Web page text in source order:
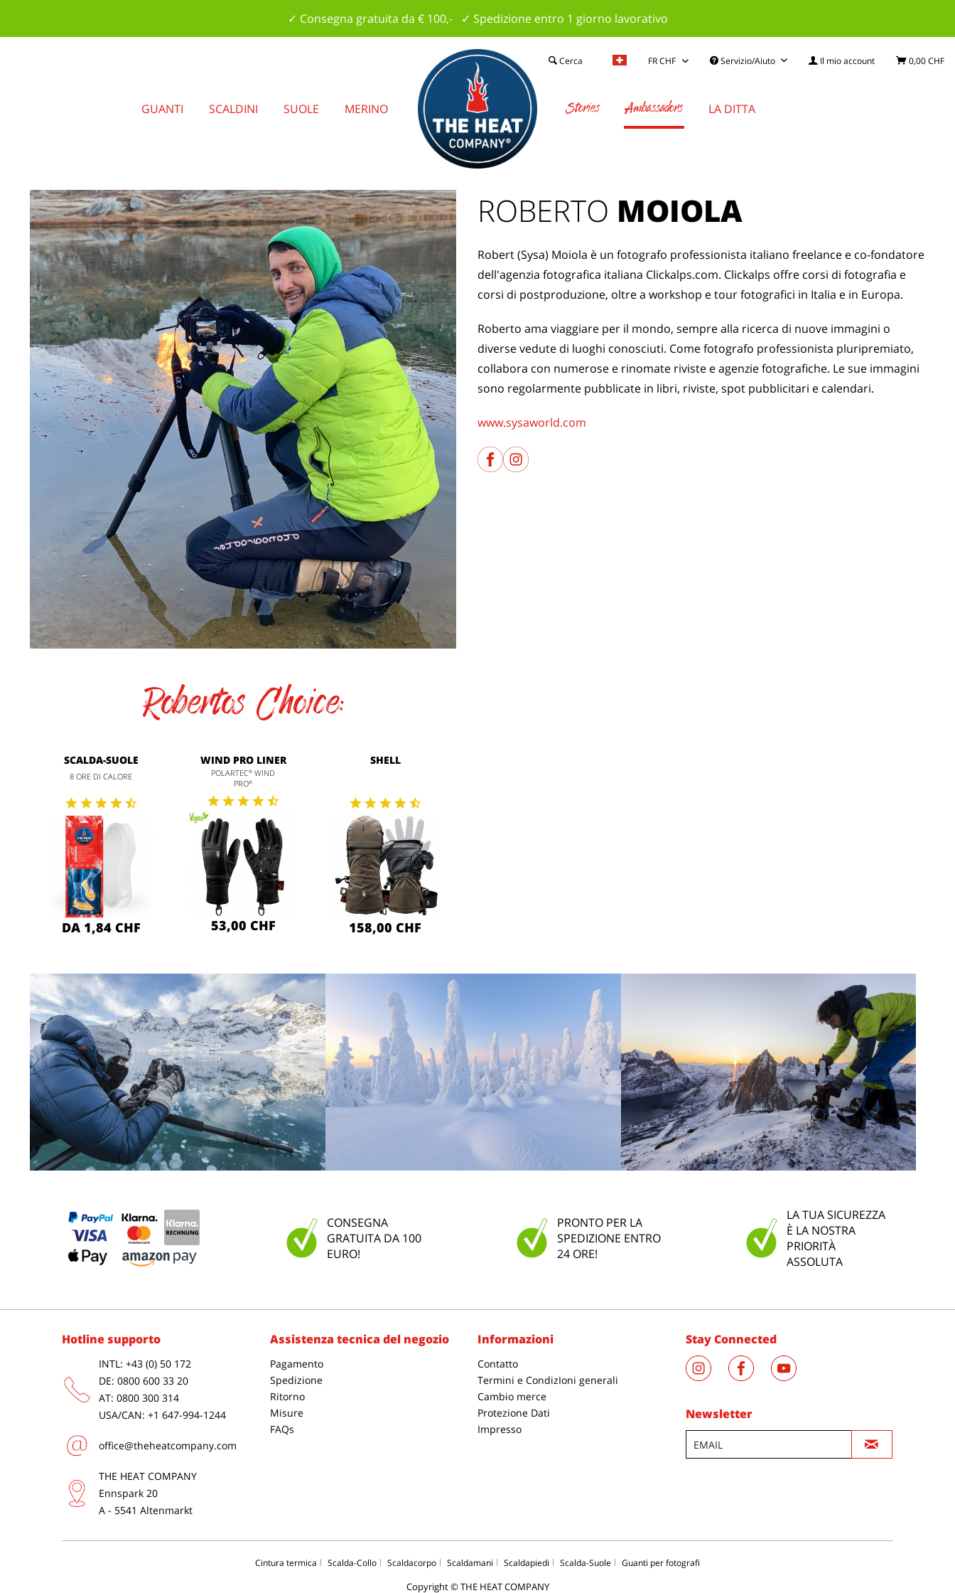
✓ Consegna gratuita da € 100,- ✓ Spedizione entro 1 giorno lavorativo
Servizio/Aiuto Il mio account 0,00 CHF
Cerca
GUANTI SCALDINI SUOLE MERINO Stories Ambassadors LA DITTA
Robertos Choice:
SCALDA-SUOLE
8 ORE DI CALORE
DA 1,84 CHF
WIND PRO LINER
POLARTEC® WIND
PRO®
53,00 CHF
SHELL
158,00 CHF
ROBERTO MOIOLA
Robert (Sysa) Moiola è un fotografo professionista italiano freelance e co-fondatore
dell'agenzia fotografica italiana Clickalps.com. Clickalps offre corsi di fotografia e
corsi di postproduzione, oltre a workshop e tour fotografici in Italia e in Europa.
Roberto ama viaggiare per il mondo, sempre alla ricerca di nuove immagini o
diverse vedute di luoghi conosciuti. Come fotografo professionista pluripremiato,
collabora con numerose e rinomate riviste e agenzie fotografiche. Le sue immagini
sono regolarmente pubblicate in libri, riviste, spot pubblicitari e calendari.
www.sysaworld.com
CONSEGNA
GRATUITA DA 100
EURO!
PRONTO PER LA
SPEDIZIONE ENTRO
24 ORE!
LA TUA SICUREZZA
È LA NOSTRA
PRIORITÀ
ASSOLUTA
Hotline supporto
INTL: +43 (0) 50 172
DE: 0800 600 33 20
AT: 0800 300 314
USA/CAN: +1 647-994-1244
office@theheatcompany.com
THE HEAT COMPANY
Ennspark 20
A - 5541 Altenmarkt
Assistenza tecnica del negozio
Pagamento
Spedizione
Ritorno
Misure
FAQs
Informazioni
Contatto
Termini e CondizIoni generali
Cambio merce
Protezione Dati
Impresso
Stay Connected
Newsletter
Cintura termica Scalda-Collo Scaldacorpo Scaldamani Scaldapiedi Scalda-Suole Guanti per fotografi
Copyright © THE HEAT COMPANY